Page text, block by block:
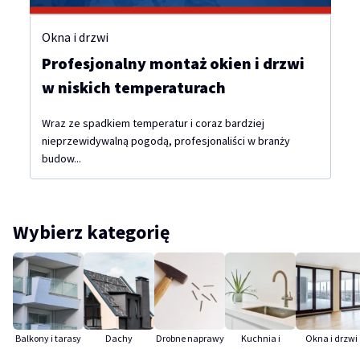
Okna i drzwi
Profesjonalny montaż okien i drzwi
w niskich temperaturach
Wraz ze spadkiem temperatur i coraz bardziej
nieprzewidywalną pogodą, profesjonaliści w branży
budow...
Wybierz kategorię
Balkony i tarasy Dachy Drobne naprawy
Kuchnia i
Okna i drzwi